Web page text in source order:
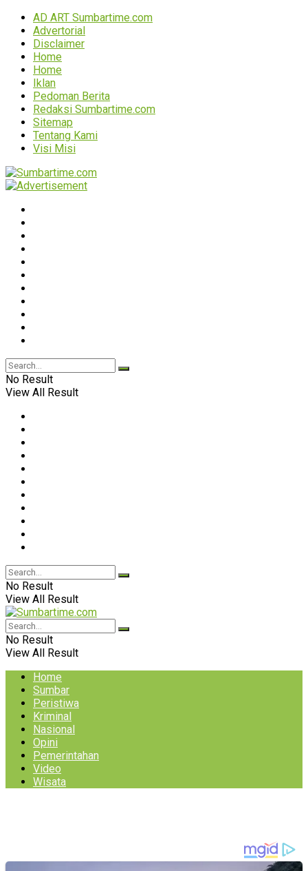
AD ART Sumbartime.com
Advertorial
Disclaimer
Home
Home
Iklan
Pedoman Berita
Redaksi Sumbartime.com
Sitemap
Tentang Kami
Visi Misi
No Result
View All Result
No Result
View All Result
No Result
View All Result
Home
Sumbar
Peristiwa
Kriminal
Nasional
Opini
Pemerintahan
Video
Wisata